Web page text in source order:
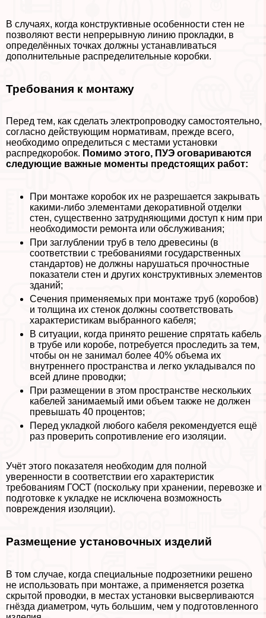
В случаях, когда конструктивные особенности стен не
позволяют вести непрерывную линию прокладки, в
определённых точках должны устанавливаться
дополнительные распределительные коробки.
Требования к монтажу
Перед тем, как сделать электропроводку самостоятельно,
согласно действующим нормативам, прежде всего,
необходимо определиться с местами установки
распредкоробок. Помимо этого, ПУЭ оговариваются
следующие важные моменты предстоящих работ:
При монтаже коробок их не разрешается закрывать
какими-либо элементами декоративной отделки
стен, существенно затрудняющими доступ к ним при
необходимости ремонта или обслуживания;
При заглублении труб в тело древесины (в
соответствии с требованиями государственных
стандартов) не должны нарушаться прочностные
показатели стен и других конструктивных элементов
зданий;
Сечения применяемых при монтаже труб (коробов)
и толщина их стенок должны соответствовать
хаpaктеристикам выбранного кабеля;
В ситуации, когда принято решение спрятать кабель
в трубе или коробе, потребуется проследить за тем,
чтобы он не занимал более 40% объема их
внутреннего прострaнcтва и легко укладывался по
всей длине проводки;
При размещении в этом прострaнcтве нескольких
кабелей занимаемый ими объем также не должен
превышать 40 процентов;
Перед укладкой любого кабеля рекомендуется ещё
раз проверить сопротивление его изоляции.
Учёт этого показателя необходим для полной
уверенности в соответствии его хаpaктеристик
требованиям ГОСТ (поскольку при хранении, перевозке и
подготовке к укладке не исключена возможность
повреждения изоляции).
Размещение установочных изделий
В том случае, когда специальные подрозетники решено
не использовать при монтаже, а применяется розетка
скрытой проводки, в местах установки высверливаются
гнёзда диаметром, чуть большим, чем у подготовленного